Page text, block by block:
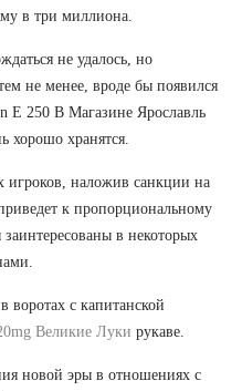
в три миллиона.
не удалось, но
не менее, вроде бы появился
E 250 В Магазине Ярославль
хорошо хранятся.
игроков, наложив санкции на
к пропорциональному
в некоторых
воротах с капитанской
Великие Луки рукаве.
новой эры в отношениях с